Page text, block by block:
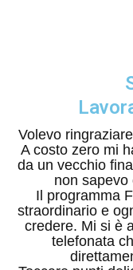
Volevo
A costo zero mi
da un vecchio
non sapevo
Il programma
straordinario e
credere. Mi si è
telefonata